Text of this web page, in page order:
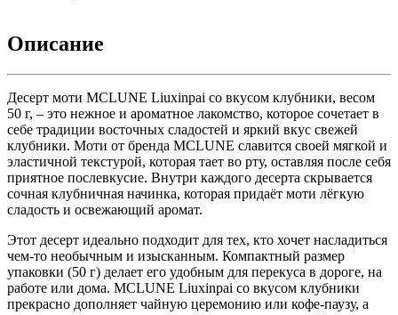
Описание
Десерт моти MCLUNE Liuxinpai со вкусом клубники, весом
50 г, – это нежное и ароматное лакомство, которое сочетает в
себе традиции восточных сладостей и яркий вкус свежей
клубники. Моти от бренда MCLUNE славится своей мягкой и
эластичной текстурой, которая тает во рту, оставляя после себя
приятное послевкусие. Внутри каждого десерта скрывается
сочная клубничная начинка, которая придаёт моти лёгкую
сладость и освежающий аромат.
Этот десерт идеально подходит для тех, кто хочет насладиться
чем-то необычным и изысканным. Компактный размер
упаковки (50 г) делает его удобным для перекуса в дороге, на
работе или дома. MCLUNE Liuxinpai со вкусом клубники
прекрасно дополняет чайную церемонию или кофе-паузу, а